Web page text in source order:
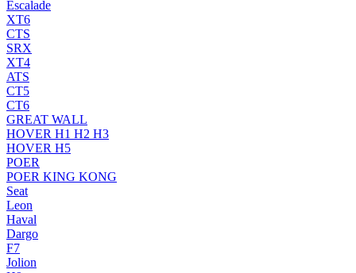
Escalade
XT6
CTS
SRX
XT4
ATS
CT5
CT6
GREAT WALL
HOVER H1 H2 H3
HOVER H5
POER
POER KING KONG
Seat
Leon
Haval
Dargo
F7
Jolion